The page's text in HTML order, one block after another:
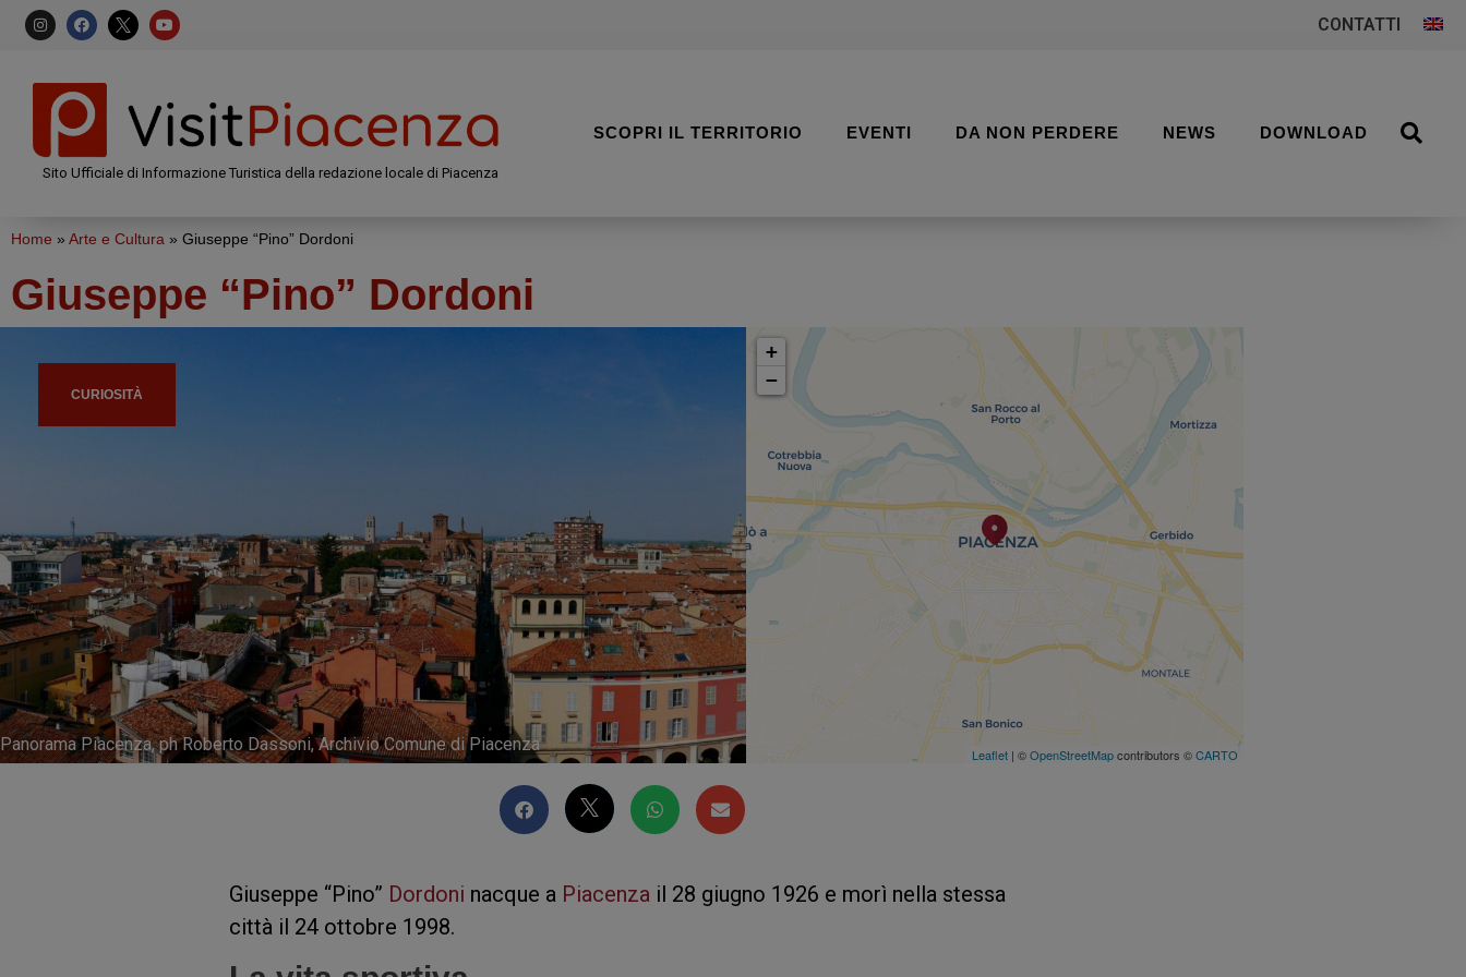
CONTATTI
Sito Ufficiale di Informazione Turistica della redazione locale di Piacenza
SCOPRI IL TERRITORIO EVENTI DA NON PERDERE NEWS DOWNLOAD
Home » Arte e Cultura » Giuseppe “Pino” Dordoni
Giuseppe “Pino” Dordoni
CURIOSITÀ
Panorama Piacenza, ph Roberto Dassoni, Archivio Comune di Piacenza
+
−
Leaflet | ©OpenStreetMapcontributors ©CARTO
Giuseppe “Pino” Dordoni nacque a Piacenza il 28 giugno 1926 e morì nella stessa
città il 24 ottobre 1998.